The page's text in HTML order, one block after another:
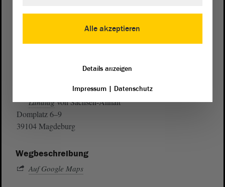
Landtagvon Sachsen-Anhalt
Domplatz 6–9
39104 Magdeburg
Wegbeschreibung
Auf Google Maps
Alle akzeptieren
Details anzeigen
Impressum| Datenschutz